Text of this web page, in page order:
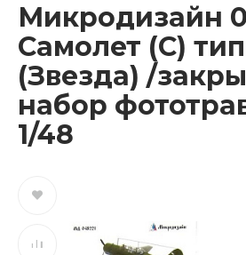
Микродизайн
Самолет (С)
(Звезда) /
набор
1/48